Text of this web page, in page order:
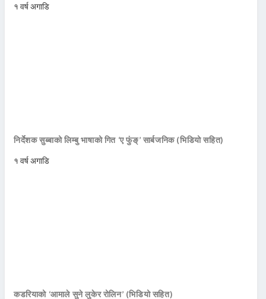
१ वर्ष अगाडि
निर्देशक सुब्बाको लिम्बु भाषाको गित ‘ए फुंङ्’ सार्बजनिक (भिडियो सहित)
१ वर्ष अगाडि
कडरियाको ‘आमाले सुने लुकेर रोलिन’ (भिडियो सहित)